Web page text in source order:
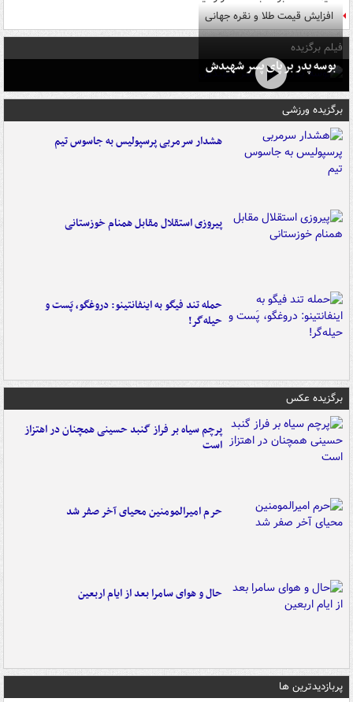
افزایش قیمت طلا و نقره جهانی
فیلم برگزیده
بوسه‌ پدر بر پای پسر شهیدش
برگزیده ورزشی
هشدار سرمربی پرسپولیس به جاسوس تیم
پیروزی استقلال مقابل همنام خوزستانی
حمله تند فیگو به اینفانتینو: دروغگو، پَست‌ و
حیله‌گر!
برگزیده عکس
پرچم سیاه بر فراز گنبد حسینی همچنان در اهتزاز
است
حرم امیرالمومنین محیای آخر صفر شد
حال و هوای سامرا بعد از ایام اربعین
پربازدیدترین ها